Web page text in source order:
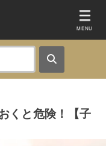
MENU
くと危険！【子